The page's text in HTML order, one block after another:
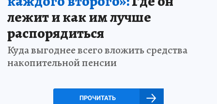
лежит и как им лучше
распорядиться
Куда выгоднее всего вложить средства
накопительной пенсии
ПРОЧИТАТЬ